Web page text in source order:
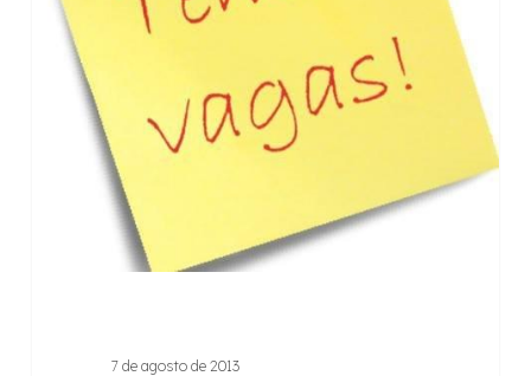
administrativa
financeira
7 de agosto de 2013